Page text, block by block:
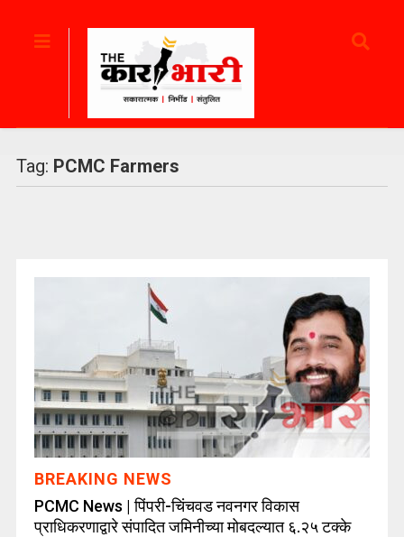
Tag: PCMC Farmers
BREAKING NEWS
PCMC News | पिंपरी-चिंचवड नवनगर विकास
प्राधिकरणाद्वारे संपादित जमिनीच्या मोबदल्यात ६.२५ टक्के